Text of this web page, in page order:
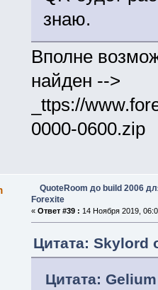
знаю.
Вполне
найден -->
_ttps://
0000-0600.zip
QuoteRoom до build 2006
Forexite
« Ответ #39 : 14 Ноября 2019,
Цитата: Skylord
Цитата: